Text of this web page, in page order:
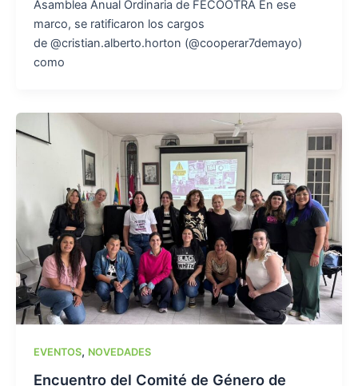
Asamblea Anual Ordinaria de FECOOTRA En ese
marco, se ratificaron los cargos
de @cristian.alberto.horton (@cooperar7demayo)
como
EVENTOS, NOVEDADES
Encuentro del Comité de Género de